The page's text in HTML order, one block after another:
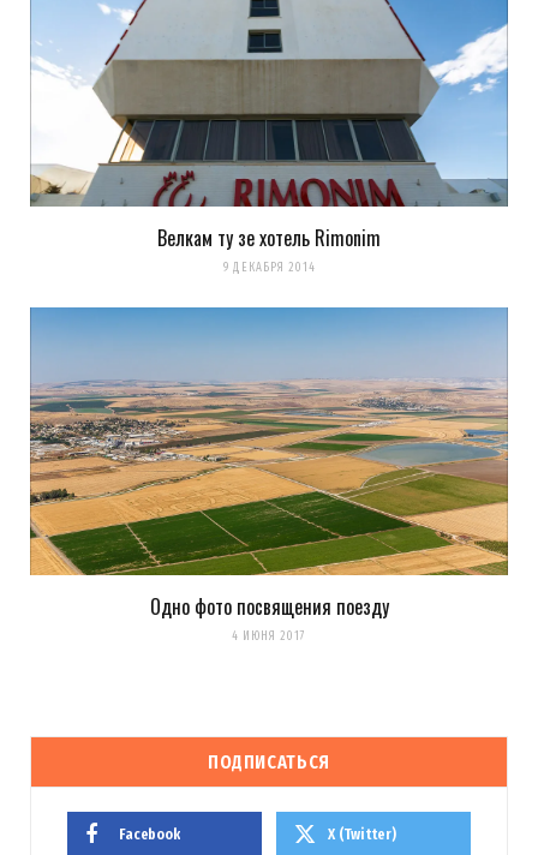
Велкам ту зе хотель Rimonim
9 ДЕКАБРЯ 2014
Одно фото посвящения поезду
4 ИЮНЯ 2017
ПОДПИСАТЬСЯ
Facebook X (Twitter)